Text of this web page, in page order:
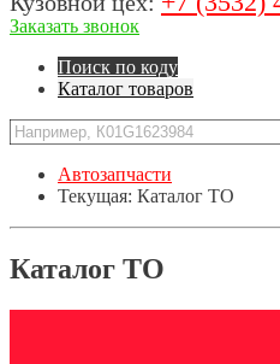
Заказать звонок
Поиск по коду
Каталог товаров
Автозапчасти
Текущая: Каталог ТО
Каталог ТО